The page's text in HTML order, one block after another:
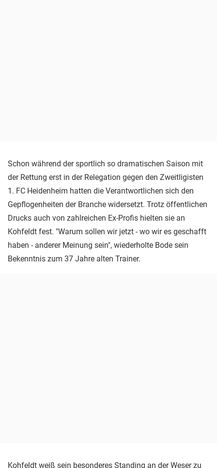
Schon während der sportlich so dramatischen Saison mit
der Rettung erst in der Relegation gegen den Zweitligisten
1. FC Heidenheim hatten die Verantwortlichen sich den
Gepflogenheiten der Branche widersetzt. Trotz öffentlichen
Drucks auch von zahlreichen Ex-Profis hielten sie an
Kohfeldt fest. "Warum sollen wir jetzt - wo wir es geschafft
haben - anderer Meinung sein", wiederholte Bode sein
Bekenntnis zum 37 Jahre alten Trainer.
Kohfeldt weiß sein besonderes Standing an der Weser zu